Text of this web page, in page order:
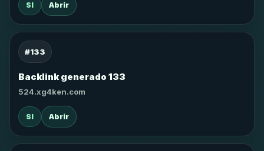
SI Abrir
#133
Backlink generado 133
524.xg4ken.com
SI Abrir